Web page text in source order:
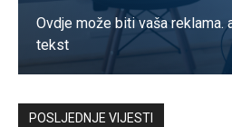
Ovdje može biti vaša reklama.
tekst
Kontaktirajte nas
POSLJEDNJE VIJESTI